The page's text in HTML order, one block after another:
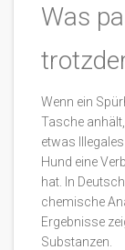
Was
Wenn ein
Tasche
etwas
Hund eine
hat. In
chemische
Ergebnisse
Substanzen.